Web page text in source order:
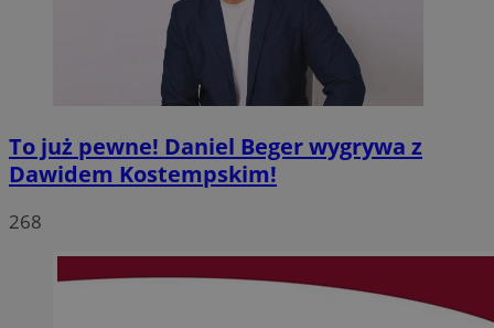
To już pewne! Daniel Beger wygrywa z
Dawidem Kostempskim!
268